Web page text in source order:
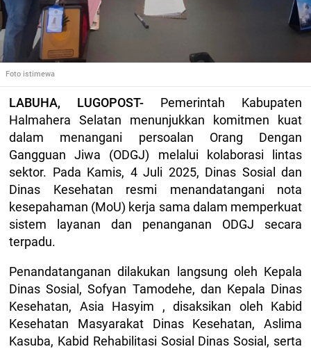
Foto istimewa
LABUHA, LUGOPOST- Pemerintah Kabupaten
Halmahera Selatan menunjukkan komitmen kuat
dalam menangani persoalan Orang Dengan
Gangguan Jiwa (ODGJ) melalui kolaborasi lintas
sektor. Pada Kamis, 4 Juli 2025, Dinas Sosial dan
Dinas Kesehatan resmi menandatangani nota
kesepahaman (MoU) kerja sama dalam memperkuat
sistem layanan dan penanganan ODGJ secara
terpadu.
Penandatanganan dilakukan langsung oleh Kepala
Dinas Sosial, Sofyan Tamodehe, dan Kepala Dinas
Kesehatan, Asia Hasyim , disaksikan oleh Kabid
Kesehatan Masyarakat Dinas Kesehatan, Aslima
Kasuba, Kabid Rehabilitasi Sosial Dinas Sosial, serta